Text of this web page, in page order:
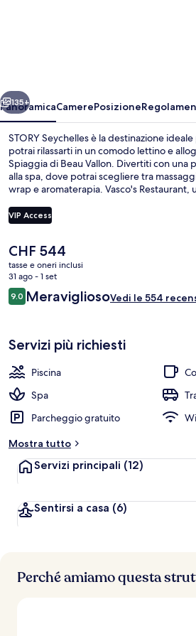
Avanti
135+
PanoramicaCamerePosizione
STORY Seychelles è la destinazione
potrai rilassarti in un comodo lettino e
Spiaggia di Beau Vallon. Divertiti con una
alla spa, dove potrai scegliere tra
wrap e aromaterapia. Vasco's Restaurant,
punti di forza di questo resort di lusso
(gratuito), un bar a bordo piscina e una
struttura.
VIP Access
Il
prezzo
attuale
è
CHF 544
CHF 544
tasse e oneri inclusi
31 ago - 1 set
Recensioni
9.09.0 su 10
MeravigliosoVedi le 554
Servizi più richiesti
Piscina
Spa
Parcheggio gratuito
Mostra tutto
Servizi principali (12)
Sentirsi a casa (6)
Perché amiamo questa